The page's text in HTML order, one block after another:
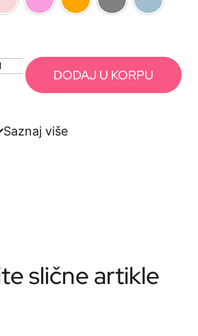
pastelno roza
roze narandzasta
siva svetlo plava
DODAJ U KORPU
Saznaj više
slične artikle